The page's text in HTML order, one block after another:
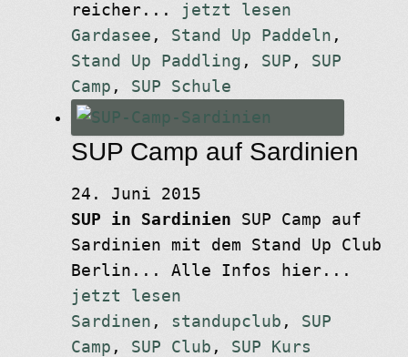
reicher...
jetzt lesen
Gardasee , Stand Up Paddeln ,
Stand Up Paddling , SUP , SUP
Camp , SUP Schule
SUP Camp auf Sardinien
24. Juni 2015
SUP in Sardinien SUP Camp auf
Sardinien mit dem Stand Up Club
Berlin... Alle Infos hier...
jetzt lesen
Sardinen , standupclub , SUP
Camp , SUP Club , SUP Kurs